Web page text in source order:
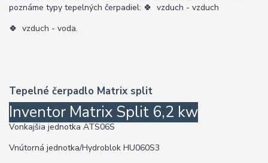
poznáme typy tepelných čerpadiel: 🍀 vzduch - vzduch
🍀 vzduch - voda.
Tepelné čerpadlo Matrix split
Inventor Matrix Split 6,2 kw
Vonkajšia jednotka ATS06S
Vnútorná jednotka/Hydroblok HU060S3